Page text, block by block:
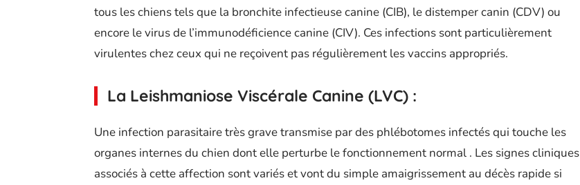
tous les chiens tels que la bronchite infectieuse canine (CIB), le distemper canin (CDV) ou
encore le virus de l’immunodéficience canine (CIV). Ces infections sont particulièrement
virulentes chez ceux qui ne reçoivent pas régulièrement les vaccins appropriés.
La Leishmaniose Viscérale Canine (LVC) :
Une infection parasitaire très grave transmise par des phlébotomes infectés qui touche les
organes internes du chien dont elle perturbe le fonctionnement normal . Les signes cliniques
associés à cette affection sont variés et vont du simple amaigrissement au décès rapide si